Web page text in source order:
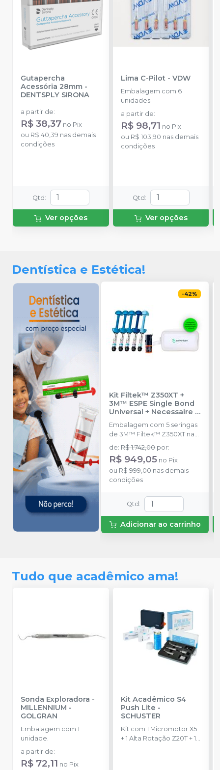
Gutapercha
Acessória 28mm -
DENTSPLY SIRONA
a partir de:
R$ 38,37 no Pix
ou R$ 40,39 nas demais
condições
Qtd :
Ver opções
Lima C-Pilot - VDW
Embalagem com 6
unidades.
a partir de:
R$ 98,71 no Pix
ou R$ 103,90 nas demais
condições
Qtd :
Ver opções
Dentística e Estética!
-42%
Kit Filtek™ Z350XT +
3M™ ESPE Single Bond
Universal + Necessaire -
SOLVENTUM
Embalagem com 5 seringas
de 3M™ Filtek™ Z350XT nas
cores: A1B, A2B, A3B, A2E,
A2D Grátis: 1 frasco de 3M™
ESPE Single Bond Universal
de 3 ml 1 Necessaire para
armazenamento e
de:R$ 1.742,00 por:
R$ 949,05 no Pix
ou R$ 999,00 nas demais
condições
Qtd :
Adicionar ao carrinho
Tudo que acadêmico ama!
Sonda Exploradora -
MILLENNIUM -
GOLGRAN
Embalagem com 1
unidade.
a partir de:
R$ 72,11 no Pix
Kit Acadêmico S4
Push Lite -
SCHUSTER
Kit com 1 Micromotor X5
+ 1 Alta Rotação Z20T + 1